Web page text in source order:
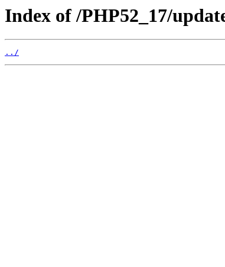
Index of /PHP52_17/
../